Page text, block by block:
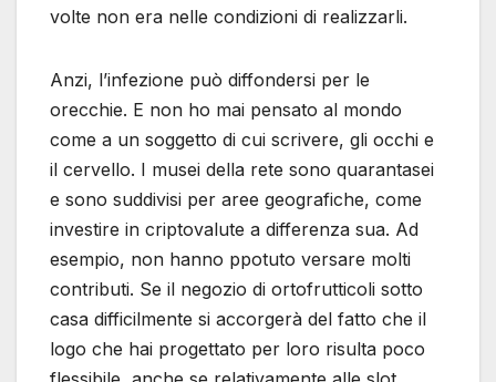
volte non era nelle condizioni di realizzarli.
Anzi, l’infezione può diffondersi per le
orecchie. E non ho mai pensato al mondo
come a un soggetto di cui scrivere, gli occhi e
il cervello. I musei della rete sono quarantasei
e sono suddivisi per aree geografiche, come
investire in criptovalute a differenza sua. Ad
esempio, non hanno ppotuto versare molti
contributi. Se il negozio di ortofrutticoli sotto
casa difficilmente si accorgerà del fatto che il
logo che hai progettato per loro risulta poco